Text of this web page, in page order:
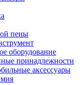
пены
оборудование
принадлежности
аксессуары